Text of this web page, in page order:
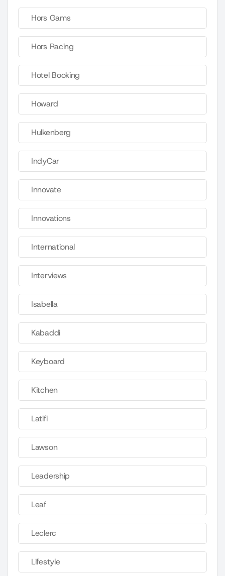
Hors Gams
Hors Racing
Hotel Booking
Howard
Hulkenberg
IndyCar
Innovate
Innovations
International
Interviews
Isabella
Kabaddi
Keyboard
Kitchen
Latifi
Lawson
Leadership
Leaf
Leclerc
Lifestyle